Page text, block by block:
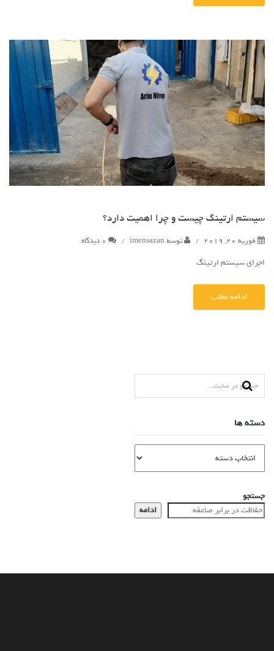
سیستم ارتینگ چیست و چرا اهمیت دارد؟
فوریه 20, 2019 / توسط imensazan
/
اجرای سیستم ارتینگ
ادامه مطلب
دسته ها
جستجو
ادامه